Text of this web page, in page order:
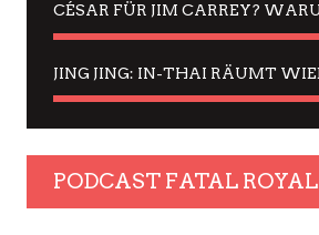
PODCAST FATAL ROYAL